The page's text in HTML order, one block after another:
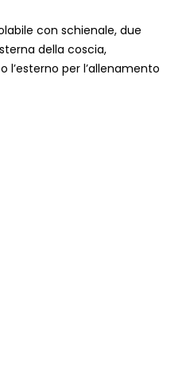
con schienale, due
della coscia,
l’esterno per l’allenamento